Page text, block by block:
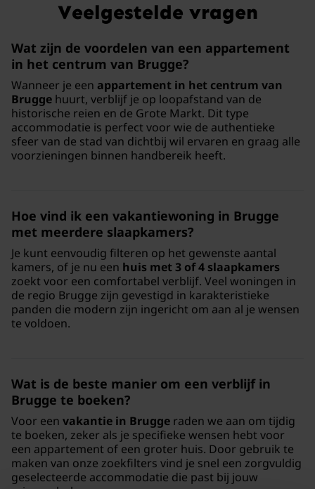
Veelgestelde vragen
Wat zijn de voordelen van een appartement
in het centrum van Brugge?
Wanneer je een appartement in het centrum van
Brugge huurt, verblijf je op loopafstand van de
historische reien en de Grote Markt. Dit type
accommodatie is perfect voor wie de authentieke
sfeer van de stad van dichtbij wil ervaren en graag alle
voorzieningen binnen handbereik heeft.
Hoe vind ik een vakantiewoning in Brugge
met meerdere slaapkamers?
Je kunt eenvoudig filteren op het gewenste aantal
kamers, of je nu een huis met 3 of 4 slaapkamers
zoekt voor een comfortabel verblijf. Veel woningen in
de regio Brugge zijn gevestigd in karakteristieke
panden die modern zijn ingericht om aan al je wensen
te voldoen.
Wat is de beste manier om een verblijf in
Brugge te boeken?
Voor een vakantie in Brugge raden we aan om tijdig
te boeken, zeker als je specifieke wensen hebt voor
een appartement of een groter huis. Door gebruik te
maken van onze zoekfilters vind je snel een zorgvuldig
geselecteerde accommodatie die past bij jouw